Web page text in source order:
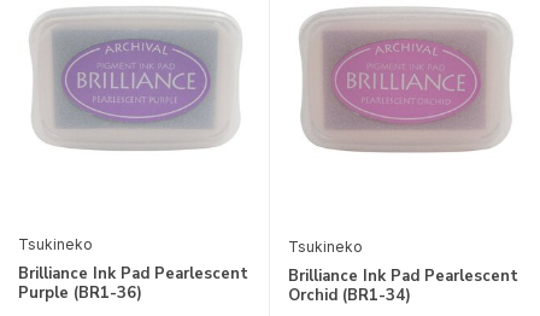
Tsukineko
Brilliance Ink Pad Pearlescent
Purple (BR1-36)
Tsukineko
Brilliance Ink Pad Pearlescent
Orchid (BR1-34)